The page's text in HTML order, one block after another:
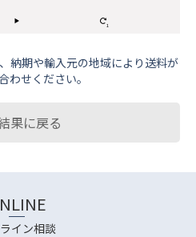
納期や輸⼊元の地域により送料が
わせください。
果に戻る
イン相談